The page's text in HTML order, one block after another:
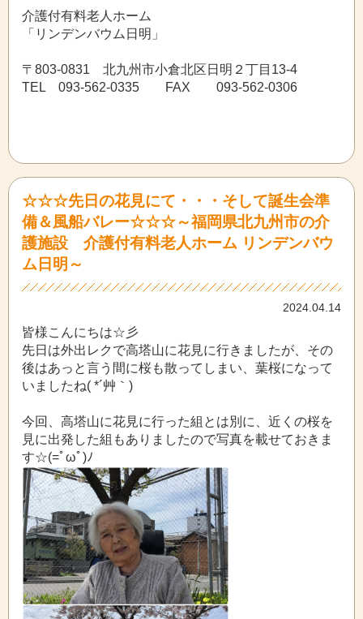
介護付有料老人ホーム
「リンデンバウム日明」
〒803-0831 北九州市小倉北区日明２丁目13-4
TEL 093-562-0335 FAX 093-562-0306
☆☆☆先日の花見にて・・・そして誕生会準
備＆風船バレー☆☆☆～福岡県北九州市の介
護施設 介護付有料老人ホーム リンデンバウ
ム日明～
2024.04.14
皆様こんにちは☆彡
先日は外出レクで高塔山に花見に行きましたが、その
後はあっと言う間に桜も散ってしまい、葉桜になって
いましたね( *´艸｀)
今回、高塔山に花見に行った組とは別に、近くの桜を
見に出発した組もありましたので写真を載せておきま
す☆(=ﾟωﾟ)ﾉ